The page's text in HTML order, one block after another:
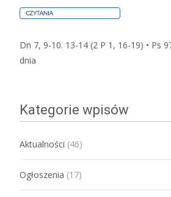
Dn 7, 9-10. 13-14 (2 P 1, 16-19) • Ps
dnia
Kategorie wpisów
Aktualności (46)
Ogłoszenia (17)